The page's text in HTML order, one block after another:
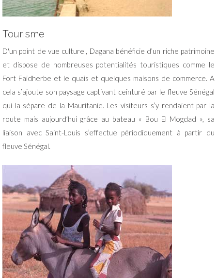
Tourisme
D'un point de vue culturel, Dagana bénéficie d’un riche patrimoine
et dispose de nombreuses potentialités touristiques comme le
Fort Faidherbe et le quais et quelques maisons de commerce. A
cela s’ajoute son paysage captivant ceinturé par le fleuve Sénégal
qui la sépare de la Mauritanie. Les visiteurs s’y rendaient par la
route mais aujourd’hui grâce au bateau « Bou El Mogdad », sa
liaison avec Saint-Louis s’effectue périodiquement à partir du
fleuve Sénégal.